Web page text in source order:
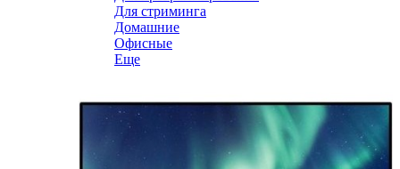
Для стриминга
Домашние
Офисные
Еще